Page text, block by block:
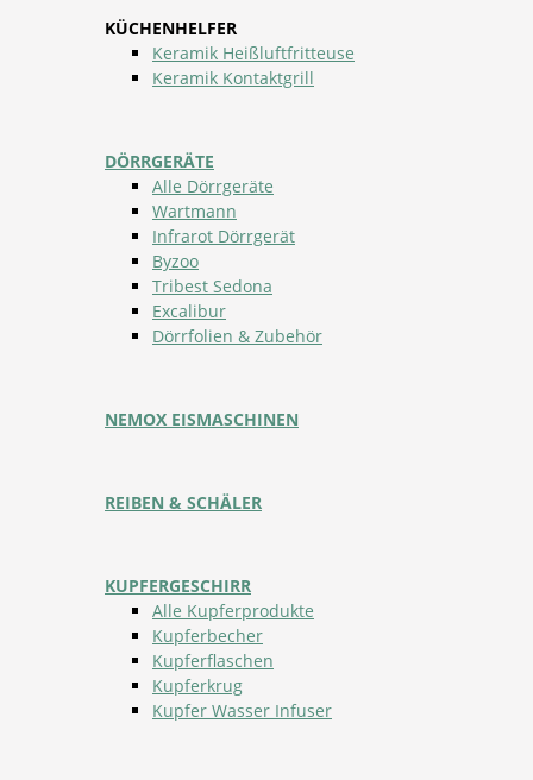
KÜCHENHELFER
Keramik Heißluftfritteuse
Keramik Kontaktgrill
DÖRRGERÄTE
Alle Dörrgeräte
Wartmann
Infrarot Dörrgerät
Byzoo
Tribest Sedona
Excalibur
Dörrfolien & Zubehör
NEMOX EISMASCHINEN
REIBEN & SCHÄLER
KUPFERGESCHIRR
Alle Kupferprodukte
Kupferbecher
Kupferflaschen
Kupferkrug
Kupfer Wasser Infuser